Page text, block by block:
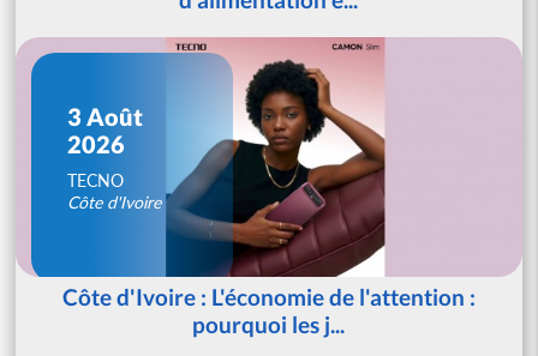
3 Août
2026
TECNO
Côte d'Ivoire
Côte d'Ivoire : L'économie de l'attention :
pourquoi les j...